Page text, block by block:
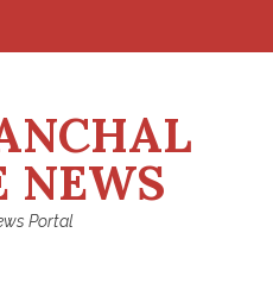
NEWS
Portal